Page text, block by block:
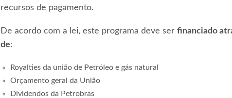
recursos de pagamento.
De acordo com a lei, este programa deve ser financiado
de:
Royalties da união de Petróleo e gás natural
Orçamento geral da União
Dividendos da Petrobras